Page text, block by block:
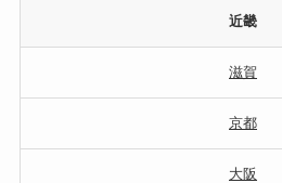
近畿
滋賀
京都
大阪